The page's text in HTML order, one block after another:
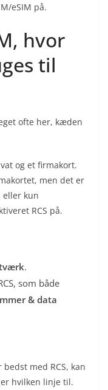
eSIM på.
hvor
til
ofte her, kæden
og et firmakort.
men det er
eller kun
RCS på.
.
som både
& data
med RCS, kan
hvilken linje til.